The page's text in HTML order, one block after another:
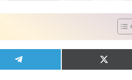
Share
on
Share
on